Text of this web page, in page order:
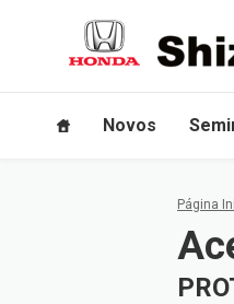
Novos
Página